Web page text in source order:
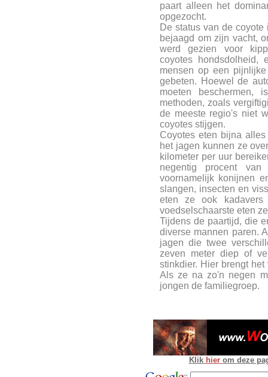
paart alleen het
opgezocht.
De status van de
bejaagd om zijn vacht,
werd gezien voor
coyotes hondsdolheid,
mensen op een
gebeten. Hoewel de
moeten beschermen,
methoden, zoals
de meeste regio's niet
coyotes stijgen.
Coyotes eten bijna
het jagen kunnen ze
kilometer per uur
negentig procent
voornamelijk konijnen
slangen, insecten en
eten ze ook kadavers
voedselschaarste eten
Tijdens de paartijd, die
diverse mannen paren.
jagen die twee
zeven meter diep of
stinkdier. Hier brengt
Als ze na zo'n negen
jongen de familiegroep.
Klik hier om deze